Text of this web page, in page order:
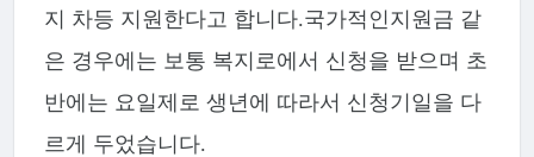
지 차등 지원한다고 합니다.국가적인지원금 같
은 경우에는 보통 복지로에서 신청을 받으며 초
반에는 요일제로 생년에 따라서 신청기일을 다
르게 두었습니다.